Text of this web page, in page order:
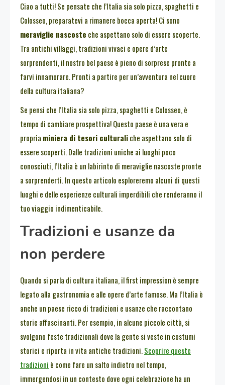
Ciao a tutti! Se pensate che l’Italia sia solo pizza, spaghetti e
Colosseo, preparatevi a rimanere bocca aperta! Ci sono
meraviglie nascoste che aspettano solo di essere scoperte.
Tra antichi villaggi, tradizioni vivaci e opere d’arte
sorprendenti, il nostro bel paese è pieno di sorprese pronte a
farvi innamorare. Pronti a partire per un’avventura nel cuore
della cultura italiana?
Se pensi che l’Italia sia solo pizza, spaghetti e Colosseo, è
tempo di cambiare prospettiva! Questo paese è una vera e
propria miniera di tesori culturaliche aspettano solo di
essere scoperti. Dalle tradizioni uniche ai luoghi poco
conosciuti, l’Italia è un labirinto di meraviglie nascoste pronte
a sorprenderti. In questo articolo esploreremo alcuni di questi
luoghi e delle esperienze culturali imperdibili che renderanno il
tuo viaggio indimenticabile.
Tradizioni e usanze da
non perdere
Quando si parla di cultura italiana, il first impression è sempre
legato alla gastronomia e alle opere d’arte famose. Ma l’Italia è
anche un paese ricco di tradizioni e usanze che raccontano
storie affascinanti. Per esempio, in alcune piccole città, si
svolgono feste tradizionali dove la gente si veste in costumi
storici e riporta in vita antiche tradizioni.Scoprire queste
tradizioni è come fare un salto indietro nel tempo,
immergendosi in un contesto dove ogni celebrazione ha un